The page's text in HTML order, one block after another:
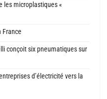
les microplastiques «
France
conçoit six pneumatiques sur
d’électricité vers la